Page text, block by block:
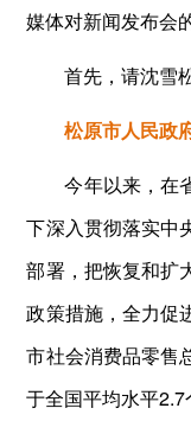
媒体对新闻发布会
首先，请沈雪
松原市人民政
今年以来，在
下深入贯彻落实中
部署，把恢复和扩
政策措施，全力促
市社会消费品零售
于全国平均水平2.7